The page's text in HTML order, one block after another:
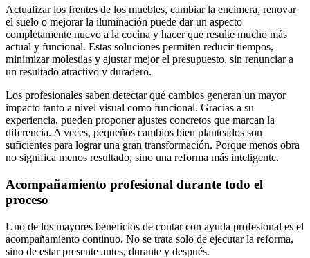
Actualizar los frentes de los muebles, cambiar la encimera, renovar
el suelo o mejorar la iluminación puede dar un aspecto
completamente nuevo a la cocina y hacer que resulte mucho más
actual y funcional. Estas soluciones permiten reducir tiempos,
minimizar molestias y ajustar mejor el presupuesto, sin renunciar a
un resultado atractivo y duradero.
Los profesionales saben detectar qué cambios generan un mayor
impacto tanto a nivel visual como funcional. Gracias a su
experiencia, pueden proponer ajustes concretos que marcan la
diferencia. A veces, pequeños cambios bien planteados son
suficientes para lograr una gran transformación. Porque menos obra
no significa menos resultado, sino una reforma más inteligente.
Acompañamiento profesional durante todo el
proceso
Uno de los mayores beneficios de contar con ayuda profesional es el
acompañamiento continuo. No se trata solo de ejecutar la reforma,
sino de estar presente antes, durante y después.